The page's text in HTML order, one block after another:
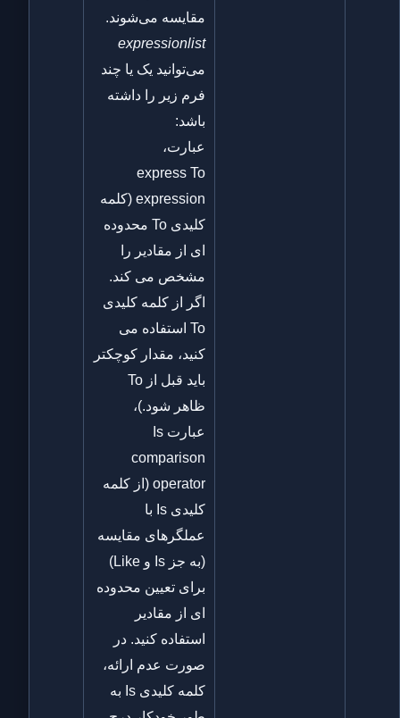
مقایسه می‌شوند.
expressionlist
می‌توانید یک یا چند
فرم زیر را داشته
باشد:
عبارت،
express To
expression (کلمه
کلیدی To محدوده
ای از مقادیر را
مشخص می کند.
اگر از کلمه کلیدی
To استفاده می
کنید، مقدار کوچکتر
باید قبل از To
ظاهر شود.)،
عبارت Is
comparison
operator (از کلمه
کلیدی Is با
عملگرهای مقایسه
(به جز Is و Like)
برای تعیین محدوده
ای از مقادیر
استفاده کنید. در
صورت عدم ارائه،
کلمه کلیدی Is به